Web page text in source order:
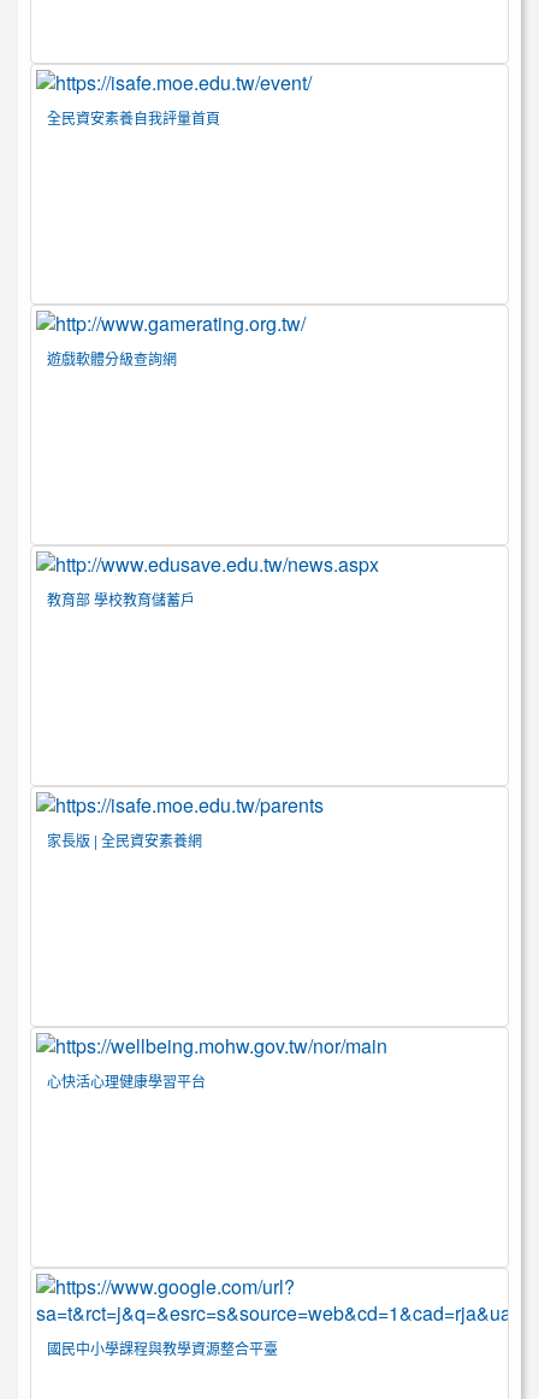
全民資安素養自我評量首頁
遊戲軟體分級查詢網
教育部 學校教育儲蓄戶
家長版 | 全民資安素養網
心快活心理健康學習平台
國民中小學課程與教學資源整合平臺